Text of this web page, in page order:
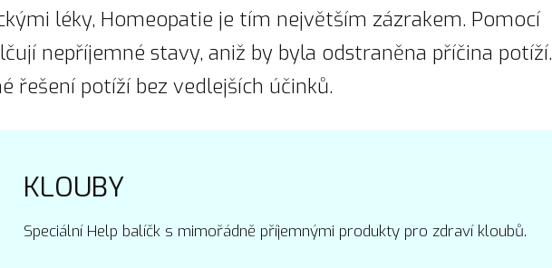
léky, Homeopatie je tím největším zázrakem. Pomocí
nepříjemné stavy, aniž by byla odstraněna příčina potíží.
řešení potíží bez vedlejších účinků.
KLOUBY
Speciální Help balíčk s mimořádně příjemnými produkty pro zdraví kloubů.